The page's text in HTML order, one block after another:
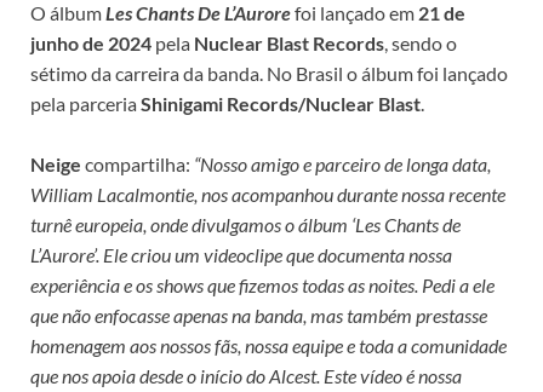
O álbumLes Chants De L’Aurorefoi lançado em 21 de
junho de 2024 pela Nuclear Blast Records, sendo o
sétimo da carreira da banda. No Brasil o álbum foi lançado
pela parceriaShinigami Records/Nuclear Blast.
Neige compartilha: “Nosso amigo e parceiro de longa data,
William Lacalmontie, nos acompanhou durante nossa recente
turnê europeia, onde divulgamos o álbum ‘Les Chants de
L’Aurore’. Ele criou um videoclipe que documenta nossa
experiência e os shows que fizemos todas as noites. Pedi a ele
que não enfocasse apenas na banda, mas também prestasse
homenagem aos nossos fãs, nossa equipe e toda a comunidade
que nos apoia desde o início do Alcest. Este vídeo é nossa